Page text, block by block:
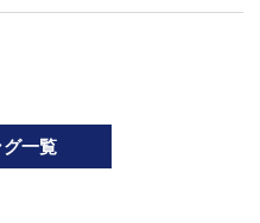
一覧